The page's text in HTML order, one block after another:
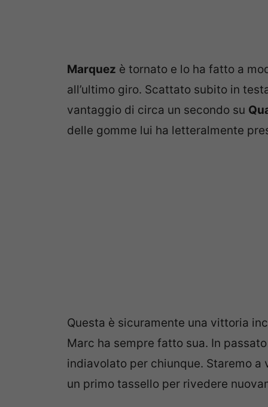
Marquez è tornato e lo ha fatto a
all’ultimo giro. Scattato subito in
vantaggio di circa un secondo su
delle gomme lui ha letteralmente
Questa è sicuramente una vittoria
Marc ha sempre fatto sua. In
indiavolato per chiunque. Staremo
un primo tassello per rivedere